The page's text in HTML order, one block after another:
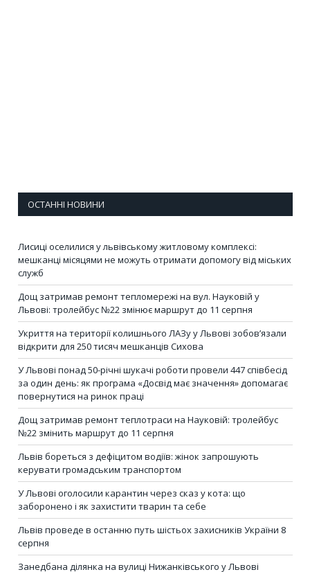
ОСТАННІ НОВИНИ
Лисиці оселилися у львівському житловому комплексі:
мешканці місяцями не можуть отримати допомогу від міських
служб
Дощ затримав ремонт тепломережі на вул. Науковій у
Львові: тролейбус №22 змінює маршрут до 11 серпня
Укриття на території колишнього ЛАЗу у Львові зобов’язали
відкрити для 250 тисяч мешканців Сихова
У Львові понад 50-річні шукачі роботи провели 447 співбесід
за один день: як програма «Досвід має значення» допомагає
повернутися на ринок праці
Дощ затримав ремонт теплотраси на Науковій: тролейбус
№22 змінить маршрут до 11 серпня
Львів бореться з дефіцитом водіїв: жінок запрошують
керувати громадським транспортом
У Львові оголосили карантин через сказ у кота: що
заборонено і як захистити тварин та себе
Львів проведе в останню путь шістьох захисників України 8
серпня
Занедбана ділянка на вулиці Нижанківського у Львові